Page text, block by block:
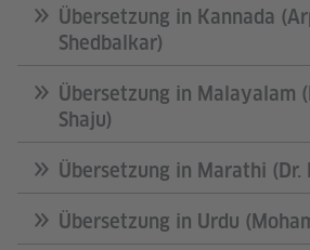
Übersetzung in Kannada
Shedbalkar)
Übersetzung in Malayalam
Shaju)
Übersetzung in Marathi (Dr.
Übersetzung in Urdu